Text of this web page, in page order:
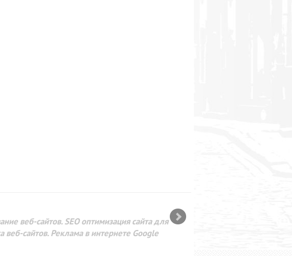
веб-сайтов. SEO оптимизация сайта для
сайтов. Реклама в интернете Google